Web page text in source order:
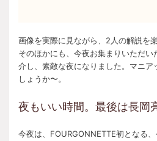
画像を実際に見ながら、2人の解説を楽
そのほかにも、今夜お集まりいただい
介し、素敵な夜になりました。マニ
しょうか〜。
夜もいい時間。最後は長岡
今夜は、FOURGONNETTE初となる